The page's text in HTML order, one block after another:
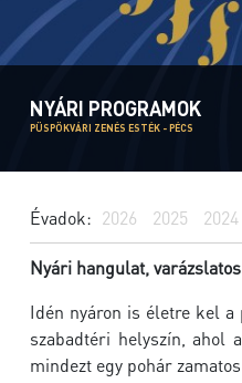
NYÁRI PROGRAMOK
PÜSPÖKVÁRI ZENÉS ESTÉK - PÉCS
Évadok: 2026 2025 2024
Nyári hangulat,
Idén nyáron is életre kel a
szabadtéri helyszín, ahol
mindezt egy pohár